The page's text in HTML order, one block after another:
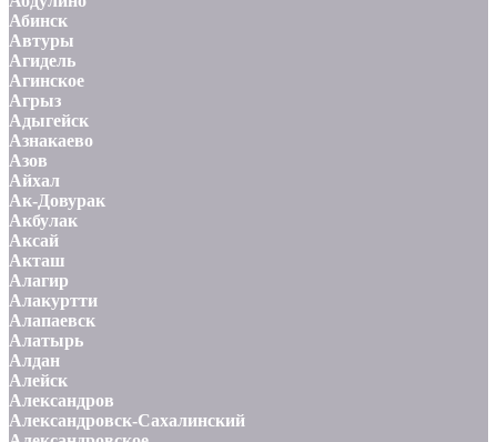
Абинск
Автуры
Агидель
Агинское
Агрыз
Адыгейск
Азнакаево
Азов
Айхал
Ак-Довурак
Акбулак
Аксай
Акташ
Алагир
Алакуртти
Алапаевск
Алатырь
Алдан
Алейск
Александров
Александровск-Сахалинский